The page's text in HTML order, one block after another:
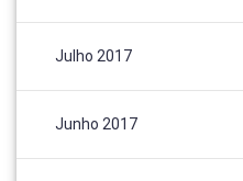
Julho 2017
Junho 2017